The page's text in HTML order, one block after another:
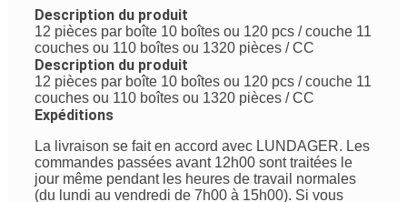
Description du produit
12 pièces par boîte 10 boîtes ou 120 pcs / couche 11
couches ou 110 boîtes ou 1320 pièces / CC
Description du produit
12 pièces par boîte 10 boîtes ou 120 pcs / couche 11
couches ou 110 boîtes ou 1320 pièces / CC
Expéditions
La livraison se fait en accord avec LUNDAGER. Les
commandes passées avant 12h00 sont traitées le
jour même pendant les heures de travail normales
(du lundi au vendredi de 7h00 à 15h00). Si vous